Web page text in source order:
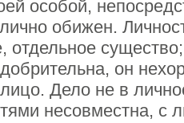
особой,
обижен.
отдельное
он
Дело не в
несовместна, с